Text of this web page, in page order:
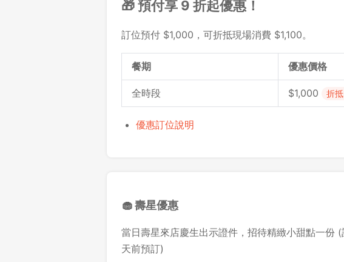
🎁 預付享 9 折起優惠！
訂位預付 $1,000，可折抵現場消費 $1,100。
餐期 優惠價格
全時段 $1,000 折
優惠訂位說明
🧁 壽星優惠
當日壽星來店慶生出示證件，招待精緻小甜點一份
天前預訂)